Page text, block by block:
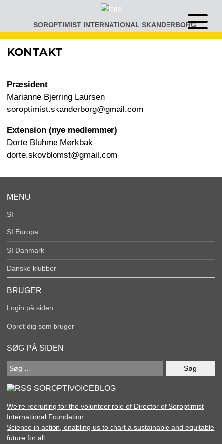
SOROPTIMIST INTERNATIONAL SKANDERBORGÅben
eller
luk
KONTAKT
Præsident
Marianne Bjerring Laursen
soroptimist.skanderborg@gmail.com
Extension (nye medlemmer)
Dorte Bluhme Mørkbak
dorte.skovblomst@gmail.com
MENU
SI
SI Europa
SI Danmark
Danske klubber
BRUGER
Login på siden
Opret dig som bruger
SØG PÅ SIDEN
Søg
efter:
SOROPTIVOICEBLOG
We’re recruiting for the volunteer role of Director of Soroptimist
International Foundation
Science in action, enabling us to chart a sustainable and equitable
future for all